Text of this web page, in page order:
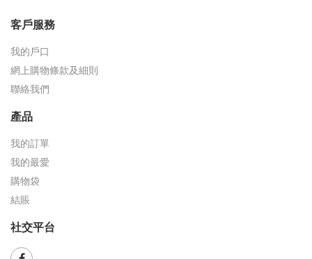
客戶服務
我的戶口
網上購物條款及細則
聯絡我們
產品
我的訂單
我的最愛
購物袋
結賬
社交平台